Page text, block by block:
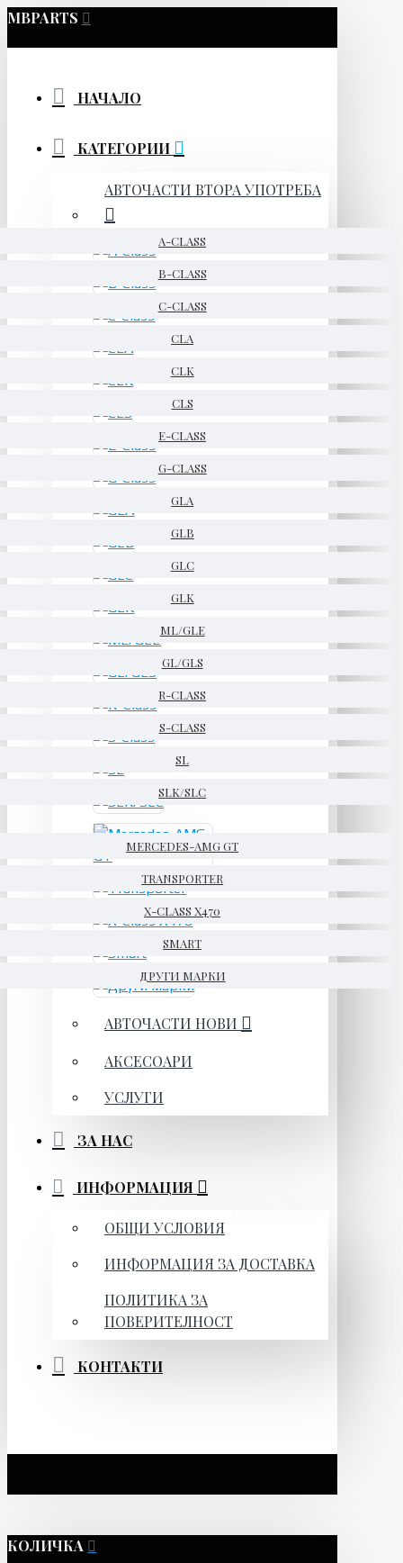
MBPARTS
НАЧАЛО
КАТЕГОРИИ
АВТОЧАСТИ ВТОРА УПОТРЕБА
A-CLASS
B-CLASS
C-CLASS
CLA
CLK
CLS
E-CLASS
G-CLASS
GLA
GLB
GLC
GLK
ML/GLE
GL/GLS
R-CLASS
S-CLASS
SL
SLK/SLC
MERCEDES-AMG GT
TRANSPORTER
X-CLASS X470
SMART
ДРУГИ МАРКИ
АВТОЧАСТИ НОВИ
АКСЕСОАРИ
УСЛУГИ
ЗА НАС
ИНФОРМАЦИЯ
ОБЩИ УСЛОВИЯ
ИНФОРМАЦИЯ ЗА ДОСТАВКА
ПОЛИТИКА ЗА
ПОВЕРИТЕЛНОСТ
КОНТАКТИ
КОЛИЧКА